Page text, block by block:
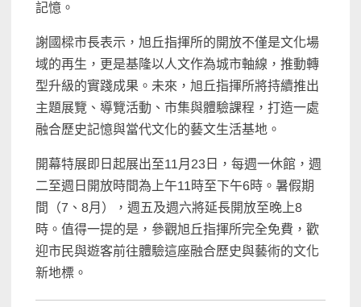
記憶。
謝國樑市長表示，旭丘指揮所的開放不僅是文化場
域的再生，更是基隆以人文作為城市軸線，推動轉
型升級的實踐成果。未來，旭丘指揮所將持續推出
主題展覽、導覽活動、市集與體驗課程，打造一處
融合歷史記憶與當代文化的藝文生活基地。
開幕特展即日起展出至11月23日，每週一休館，週
二至週日開放時間為上午11時至下午6時。暑假期
間（7、8月），週五及週六將延長開放至晚上8
時。值得一提的是，參觀旭丘指揮所完全免費，歡
迎市民與遊客前往體驗這座融合歷史與藝術的文化
新地標。